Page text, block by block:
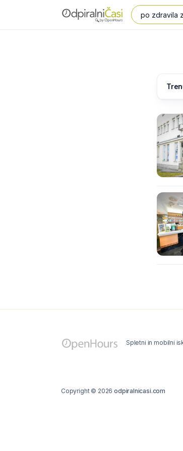
Spletni in mobilni
Copyright © 2026odpiralnicasi.com